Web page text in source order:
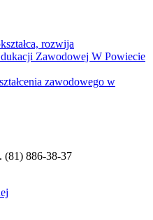
rozwija
Zawodowej W Powiecie
zawodowego w
(81) 886-38-37